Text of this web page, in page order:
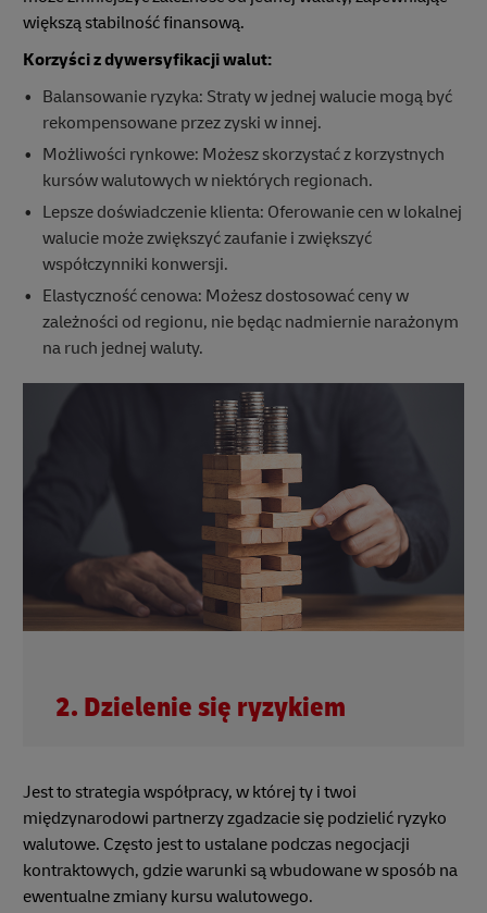
większą stabilność finansową.
Korzyści z dywersyfikacji walut:
Balansowanie ryzyka: Straty w jednej walucie mogą być
rekompensowane przez zyski w innej.
Możliwości rynkowe: Możesz skorzystać z korzystnych
kursów walutowych w niektórych regionach.
Lepsze doświadczenie klienta: Oferowanie cen w lokalnej
walucie może zwiększyć zaufanie i zwiększyć
współczynniki konwersji.
Elastyczność cenowa: Możesz dostosować ceny w
zależności od regionu, nie będąc nadmiernie narażonym
na ruch jednej waluty.
2. Dzielenie się ryzykiem
Jest to strategia współpracy, w której ty i twoi
międzynarodowi partnerzy zgadzacie się podzielić ryzyko
walutowe. Często jest to ustalane podczas negocjacji
kontraktowych, gdzie warunki są wbudowane w sposób na
ewentualne zmiany kursu walutowego.